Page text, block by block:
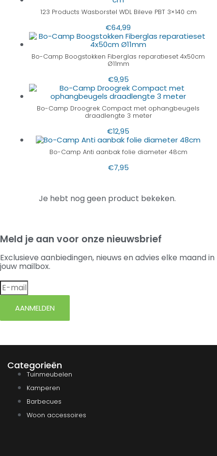
123 Products Wasborstel WDL Bileve PBT 3×140 cm
€64,99
Bo-Camp Boogstokken Fiberglas reparatieset 4x50cm
Ø11mm
€9,95
Bo-Camp Droogrek Compact met ophangbeugels
draadlengte 3 meter
€12,95
Bo-Camp Anti aanbak folie diameter 48cm
€7,95
Je hebt nog geen product bekeken.
Meld je aan voor onze nieuwsbrief
Exclusieve aanbiedingen, nieuws en advies elke maand in
jouw mailbox.
AANMELDEN
Categorieën
Tuinmeubelen
Kamperen
Barbecues
Woon accessoires